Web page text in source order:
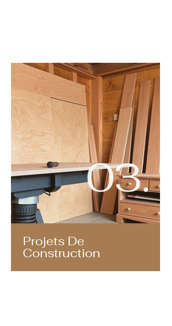
03.
Projets De
Construction